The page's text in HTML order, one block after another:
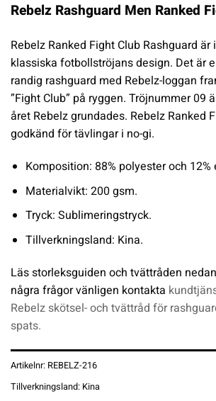
Rebelz Rashguard Men Ranked
Rebelz Ranked Fight Club Rashguard
klassiska fotbollströjans design. Det är
randig rashguard med Rebelz-loggan
”Fight Club” på ryggen. Tröjnummer 09
året Rebelz grundades. Rebelz Ranked
godkänd för tävlingar i no-gi.
Komposition: 88% polyester och 12%
Materialvikt: 200 gsm.
Tryck: Sublimeringstryck.
Tillverkningsland: Kina.
Läs storleksguiden och tvättråden
några frågor vänligen kontakta
Rebelz skötsel- och tvättråd för
spats.
Artikelnr: REBELZ-216
Tillverkningsland: Kina